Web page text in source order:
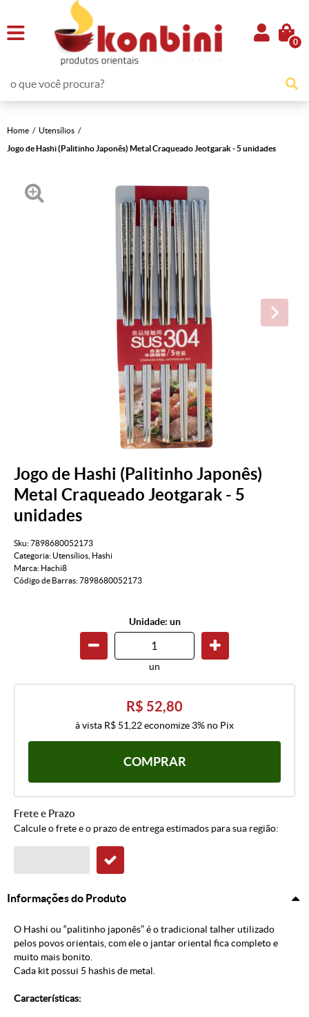
0
Home
Utensílios
Jogo de Hashi (Palitinho Japonês) Metal Craqueado Jeotgarak - 5 unidades
Jogo de Hashi (Palitinho Japonês)
Metal Craqueado Jeotgarak - 5
unidades
Sku:7898680052173
Categoria: Utensílios Hashi
Marca: Hachi8
Código de Barras:7898680052173
Unidade: un
un
R$ 52,80
à vista R$ 51,22economize 3% no Pix
COMPRAR
Frete e Prazo
Calcule o frete e o prazo de entrega estimados para sua região:
Informações do Produto
O Hashi ou “palitinho japonês” é o tradicional talher utilizado
pelos povos orientais, com ele o jantar oriental fica completo e
muito mais bonito.
Cada kit possui 5 hashis de metal.
Características: